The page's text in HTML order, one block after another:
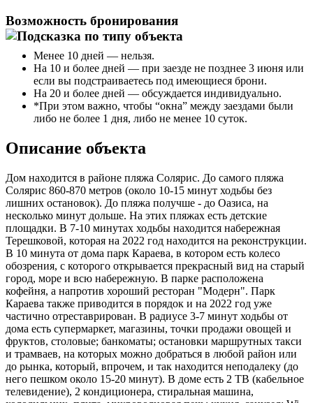
Возможность бронирования
Менее 10 дней — нельзя.
На 10 и более дней — при заезде не позднее 3 июня или
если вы подстраиваетесь под имеющиеся брони.
На 20 и более дней — обсуждается индивидуально.
*При этом важно, чтобы “окна” между заездами были
либо не более 1 дня, либо не менее 10 суток.
Описание объекта
Дом находится в районе пляжа Солярис. До самого пляжа
Солярис 860-870 метров (около 10-15 минут ходьбы без
лишних остановок). До пляжа получше - до Оазиса, на
несколько минут дольше. На этих пляжах есть детские
площадки. В 7-10 минутах ходьбы находится набережная
Терешковой, которая на 2022 год находится на реконструкции.
В 10 минута от дома парк Караева, в котором есть колесо
обозрения, с которого открывается прекрасный вид на старый
город, море и всю набережную. В парке расположена
кофейня, а напротив хороший ресторан "Модерн". Парк
Караева также приводится в порядок и на 2022 год уже
частично отреставрирован. В радиусе 3-7 минут ходьбы от
дома есть супермаркет, магазины, точки продажи овощей и
фруктов, столовые; банкоматы; остановки маршрутных такси
и трамваев, на которых можно добраться в любой район или
до рынка, который, впрочем, и так находится неподалеку (до
него пешком около 15-20 минут). В доме есть 2 ТВ (кабельное
телевидение), 2 кондиционера, стиральная машина,